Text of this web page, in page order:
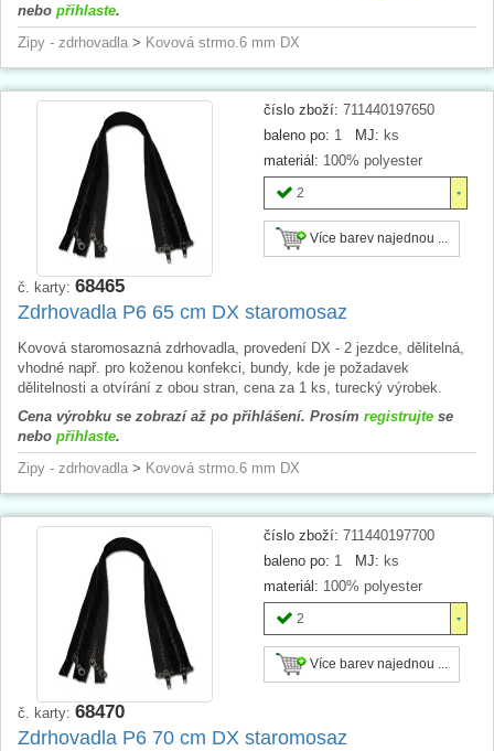
nebo přihlaste.
Zipy - zdrhovadla > Kovová strmo.6 mm DX
číslo zboží: 711440197650
baleno po: 1 MJ: ks
materiál: 100% polyester
2
Více barev najednou ...
č. karty: 68465
Zdrhovadla P6 65 cm DX staromosaz
Kovová staromosazná zdrhovadla, provedení DX - 2 jezdce, dělitelná,
vhodné např. pro koženou konfekci, bundy, kde je požadavek
dělitelnosti a otvírání z obou stran, cena za 1 ks, turecký výrobek.
Cena výrobku se zobrazí až po přihlášení. Prosím registrujte se
nebo přihlaste.
Zipy - zdrhovadla > Kovová strmo.6 mm DX
číslo zboží: 711440197700
baleno po: 1 MJ: ks
materiál: 100% polyester
2
Více barev najednou ...
č. karty: 68470
Zdrhovadla P6 70 cm DX staromosaz